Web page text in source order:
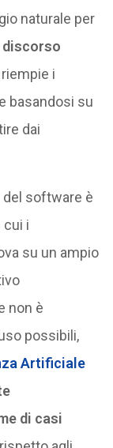
naturale per
discorso
i
basandosi su
dai
software è
cui i
su un ampio
non è
possibili,
Artificiale
di casi